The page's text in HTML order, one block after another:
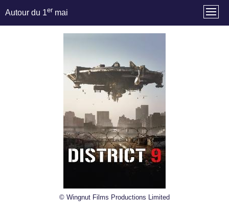
Autour du 1er mai
© Wingnut Films Productions Limited